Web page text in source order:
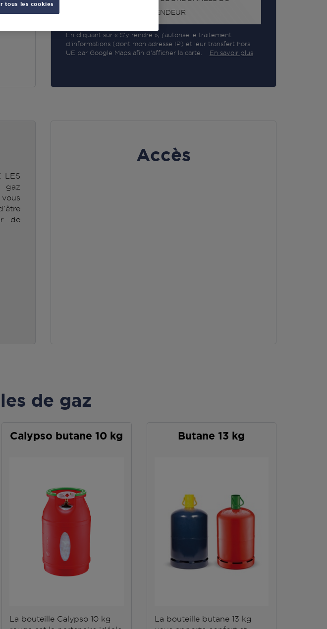
REVENDEUR
En cliquant sur « S’y rendre », j’autorise le traitement
d’informations (dont mon adresse IP) et leur transfert hors
UE par Google Maps afin d’afficher la carte.
En savoir plus
Accès
LES
gaz
de
de gaz
Calypso butane 10 kg
La bouteille Calypso 10 kg
Butane 13 kg
La bouteille butane 13 kg
tous les cookies